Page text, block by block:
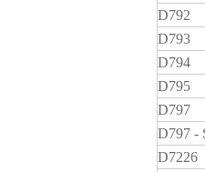
D792
D793
D794
D795
D797
D797 -
D7226